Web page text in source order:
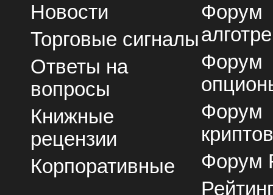
Новости
Торговые сигналы
Ответы на
вопросы
Книжные
рецензии
Корпоративные
Форум
Форум
Форум
Форум